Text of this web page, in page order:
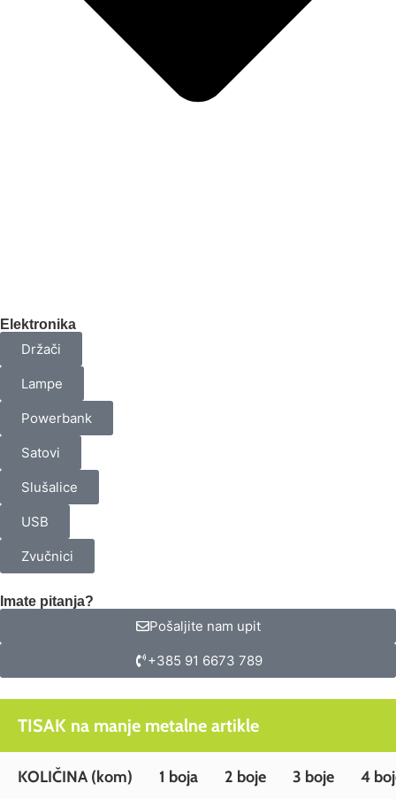
Elektronika
Držači
Lampe
Powerbank
Satovi
Slušalice
USB
Zvučnici
Imate pitanja?
Pošaljite nam upit
+385 91 6673 789
TISAK na manje metalne artikle
KOLIČINA (kom) 1 boja 2 boje 3 boje 4